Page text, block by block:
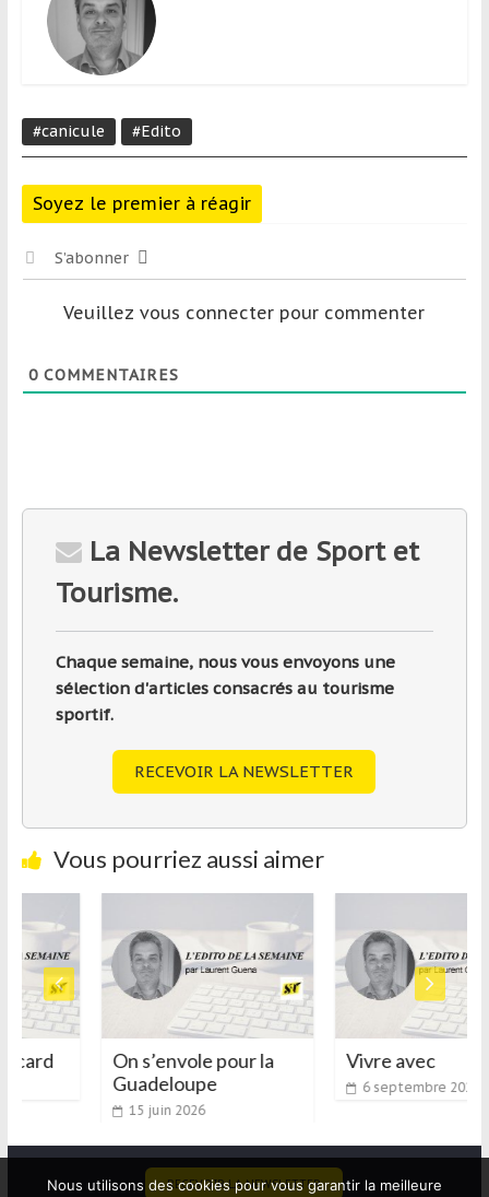
#canicule #Edito
Soyez le premier à réagir
S’abonner
Veuillez vous connecter pour commenter
0COMMENTAIRES
La Newsletter de Sport et
Tourisme.
Chaque semaine, nous vous envoyons une
sélection d'articles consacrés au tourisme
sportif.
RECEVOIR LA NEWSLETTER
Vous pourriez aussi aimer
On s’envole pour la
Guadeloupe
15 juin 2026
Vivre avec
6 septembre 2020
RECEVOIR LA NEWSLETTER
Nous utilisons des cookies pour vous garantir la meilleure